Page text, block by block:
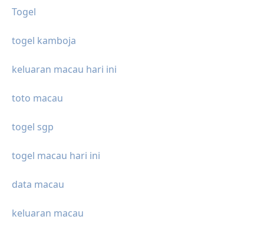
Togel
togel kamboja
keluaran macau hari ini
toto macau
togel sgp
togel macau hari ini
data macau
keluaran macau